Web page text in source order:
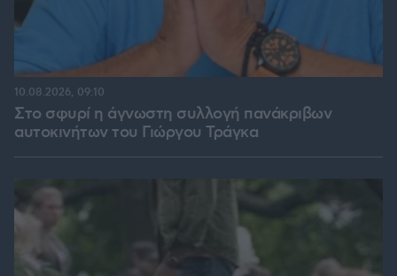
Στο σφυρί η άγνωστη συλλογή πανάκριβων
αυτοκινήτων του Γιώργου Τράγκα
10.08.2026, 09:10